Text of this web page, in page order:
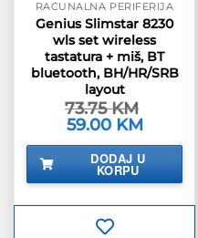
RAČUNALNA PERIFERIJA
Genius Slimstar 8230
wls set wireless
tastatura + miš, BT
bluetooth, BH/HR/SRB
layout
73.75KM
Izvorna
cijena
bila
73.75 KM.
59.00 KM
je:
59.00 KM.
DODAJ U
KORPU